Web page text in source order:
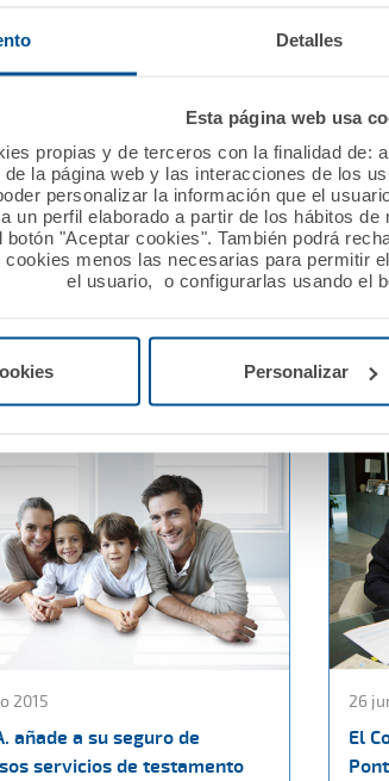
Detalles
Esta página web usa
propias y de terceros con la finalidad de:
la página web y las interacciones de los
personalizar la información que el
un perfil elaborado a partir de los hábitos
botón "Aceptar cookies". También podrá
cookies menos las necesarias para permitir
el usuario, o configurarlas usando el
Personalizar
2015
y el Colegio de Médicos de
renuevan su convenio de
15
Ver
2015
añade a su seguro de
servicios de testamento
26
El